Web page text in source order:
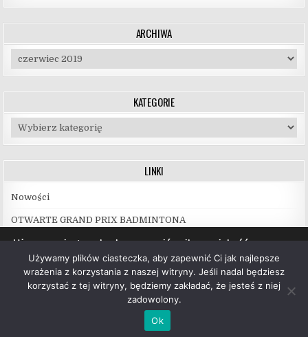
ARCHIWA
Archiwa
KATEGORIE
Kategorie
LINKI
Nowości
OTWARTE GRAND PRIX BADMINTONA
Copyright © 2026 UKS Hubal Białystok
Design by ThemesDNA.com
Używamy ciasteczek, aby zapewnić najlepszą jakość
korzystania z naszej witryny.
Więcej informacji na temat plików ciasteczka, których
używamy, oraz możliwości ich wyłączenia znajdziesz w
ustawieniach.
Używamy plików ciasteczka, aby zapewnić Ci jak najlepsze
wrażenia z korzystania z naszej witryny. Jeśli nadal będziesz
korzystać z tej witryny, będziemy zakładać, że jesteś z niej
zadowolony.
Ok